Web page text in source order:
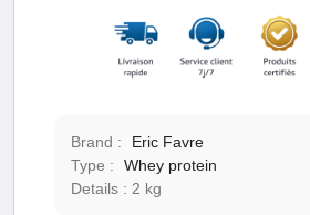
Brand :
Eric Favre
Type :
Whey protein
Details :
2 kg